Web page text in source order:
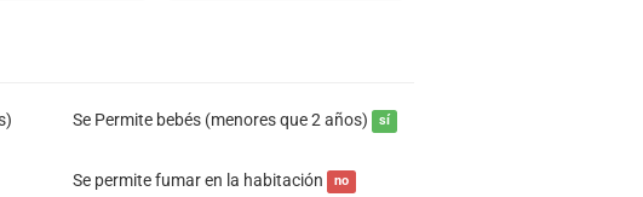
Se Permite bebés (menores que 2 años) sí
Se permite fumar en la habitación no